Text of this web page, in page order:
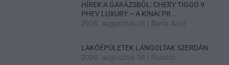
HÍREK A GARÁZSBÓL: CHERY TIGGO 9
PHEV LUXURY – A KÍNAI PR...
2026. augusztus 06 Barta Autó
LAKÓÉPÜLETEK LÁNGOLTAK SZERDÁN
2026. augusztus 06 Riasztó